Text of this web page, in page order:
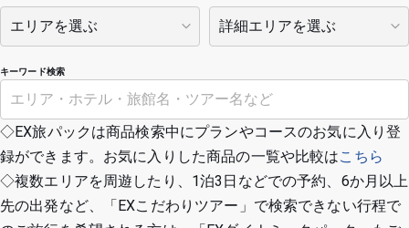
キーワード検索
◇EX旅パックは商品検索中にプランやコースのお気に入り登
録ができます。お気に入りした商品の一覧や比較はこちら
◇複数エリアを周遊したり、1泊3日などでの予約、6か月以上
先の出発など、「EXこだわりツアー」で検索できない行程で